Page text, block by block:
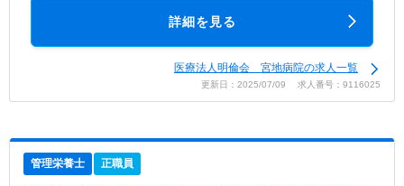
詳細を見る
医療法人明倫会 宮地病院の求人一覧
更新日：2025/07/09 求人番号：9116025
管理栄養士 正職員